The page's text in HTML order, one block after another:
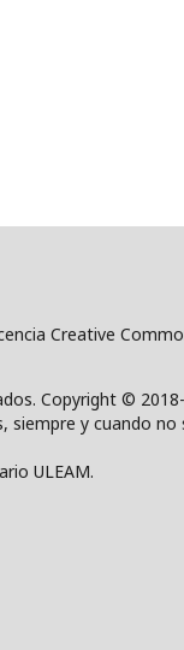
Creative
Copyright ©
siempre y cuando
ULEAM.